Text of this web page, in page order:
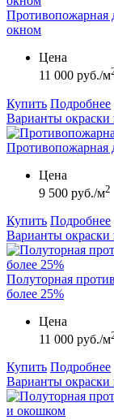
Противопожарная
окном
Цена
11 000 руб./м
Купить Подробнее
Варианты
Противопожарная
Цена
9 500 руб./м2
Купить Подробнее
Варианты
Полуторная
более 25%
Цена
11 000 руб./м
Купить Подробнее
Варианты